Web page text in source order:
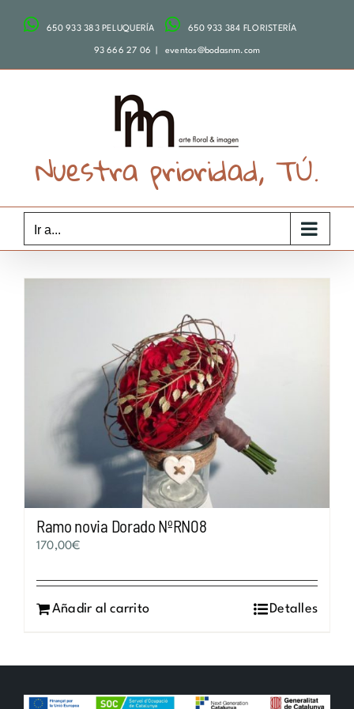
650 933 383 PELUQUERÍA 650 933 384 FLORISTERÍA
93 666 27 06 eventos@bodasnm.com
Nuestra prioridad, TÚ.
Ir a...
Ramo novia Dorado NºRN08
170,00€
Añadir al carrito Detalles